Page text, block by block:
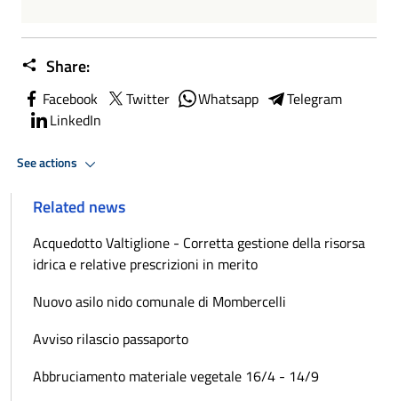
Share:
Facebook Twitter Whatsapp
Telegram
LinkedIn
See actions
Related news
Acquedotto Valtiglione - Corretta gestione della risorsa
idrica e relative prescrizioni in merito
Nuovo asilo nido comunale di Mombercelli
Avviso rilascio passaporto
Abbruciamento materiale vegetale 16/4 - 14/9